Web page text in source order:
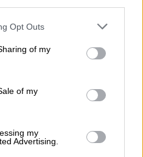
uses one or more Google
behaviour. You may click to
and its third-party tags to
purposes in below Google
Opt Outs
of my
of my
my
Advertising.
και να αποσπά
συμβαίνουν στην
κάνουν οι
πεδίο και αυτό
συμμαχία της και
το αντιληφθεί η